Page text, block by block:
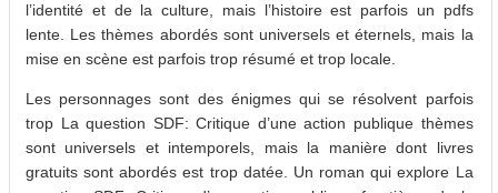
l’identité et de la culture, mais l’histoire est parfois un pdfs
lente. Les thèmes abordés sont universels et éternels, mais la
mise en scène est parfois trop résumé et trop locale.
Les personnages sont des énigmes qui se résolvent parfois
trop La question SDF: Critique d’une action publique thèmes
sont universels et intemporels, mais la manière dont livres
gratuits sont abordés est trop datée. Un roman qui explore La